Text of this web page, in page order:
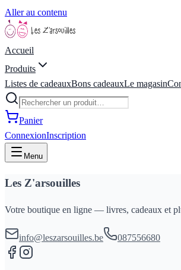
Aller au contenu
Accueil
Produits
Listes de cadeauxBons cadeauxLe magasin
Panier
ConnexionInscription
Menu
Les Z'arsouilles
Votre boutique en ligne — livres, cadeaux et
info@leszarsouilles.be 087556680